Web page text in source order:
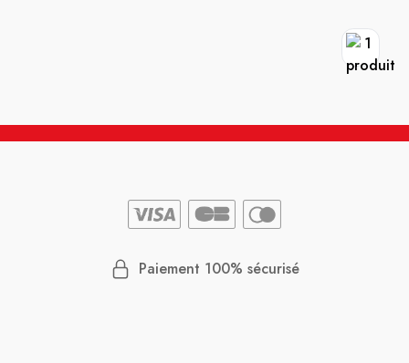
Paiement 100% sécurisé